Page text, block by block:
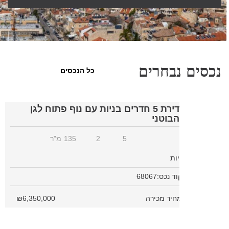
נכסים נבחרים כל הנכסים
דירת 5 חדרים בניות עם נוף פתוח לגן
הבוטני
5
2
135 מ"ר
ניות
קוד נכס:68067
מחיר מכירה ₪6,350,000